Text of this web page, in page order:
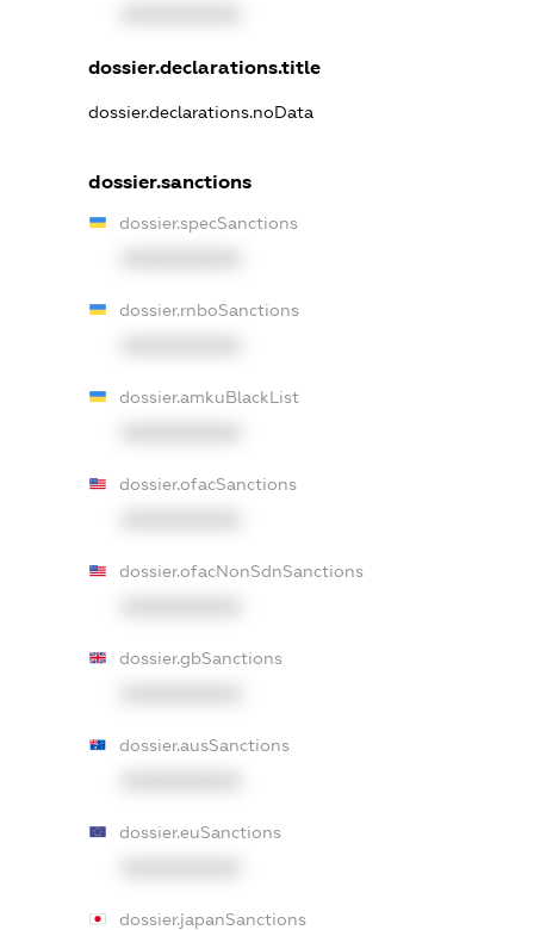
dossier.declarations.title
dossier.declarations.noData
dossier.sanctions
dossier.specSanctions
dossier.rnboSanctions
dossier.amkuBlackList
dossier.ofacSanctions
dossier.ofacNonSdnSanctions
dossier.gbSanctions
dossier.ausSanctions
dossier.euSanctions
dossier.japanSanctions